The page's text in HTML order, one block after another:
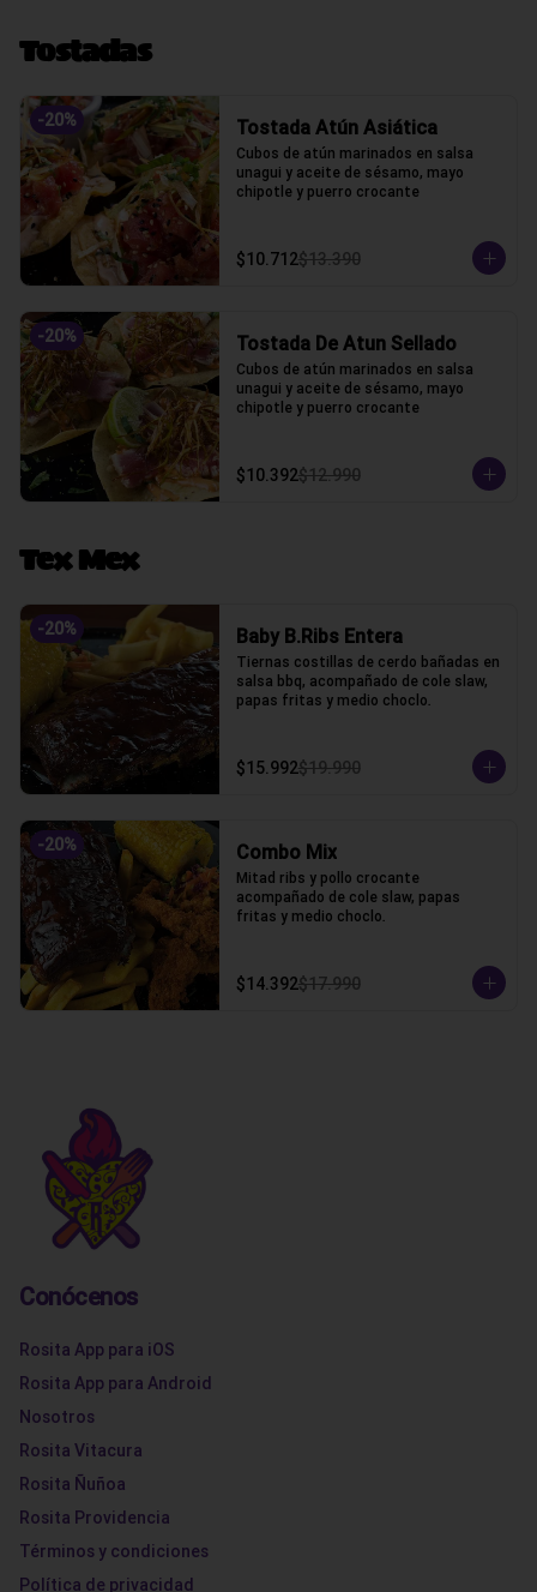
Tostadas
-20% Tostada Atún Asiática
Cubos de atún marinados en salsa
unagui y aceite de sésamo, mayo
chipotle y puerro crocante
$10.712$13.390
-20% Tostada De Atun Sellado
Cubos de atún marinados en salsa
unagui y aceite de sésamo, mayo
chipotle y puerro crocante
$10.392$12.990
Tex Mex
-20% Baby B.Ribs Entera
Tiernas costillas de cerdo bañadas en
salsa bbq, acompañado de cole slaw,
papas fritas y medio choclo.
$15.992$19.990
-20% Combo Mix
Mitad ribs y pollo crocante
acompañado de cole slaw, papas
fritas y medio choclo.
$14.392$17.990
Conócenos
Rosita App para iOS
Rosita App para Android
Nosotros
Rosita Vitacura
Rosita Ñuñoa
Rosita Providencia
Términos y condiciones
Política de privacidad